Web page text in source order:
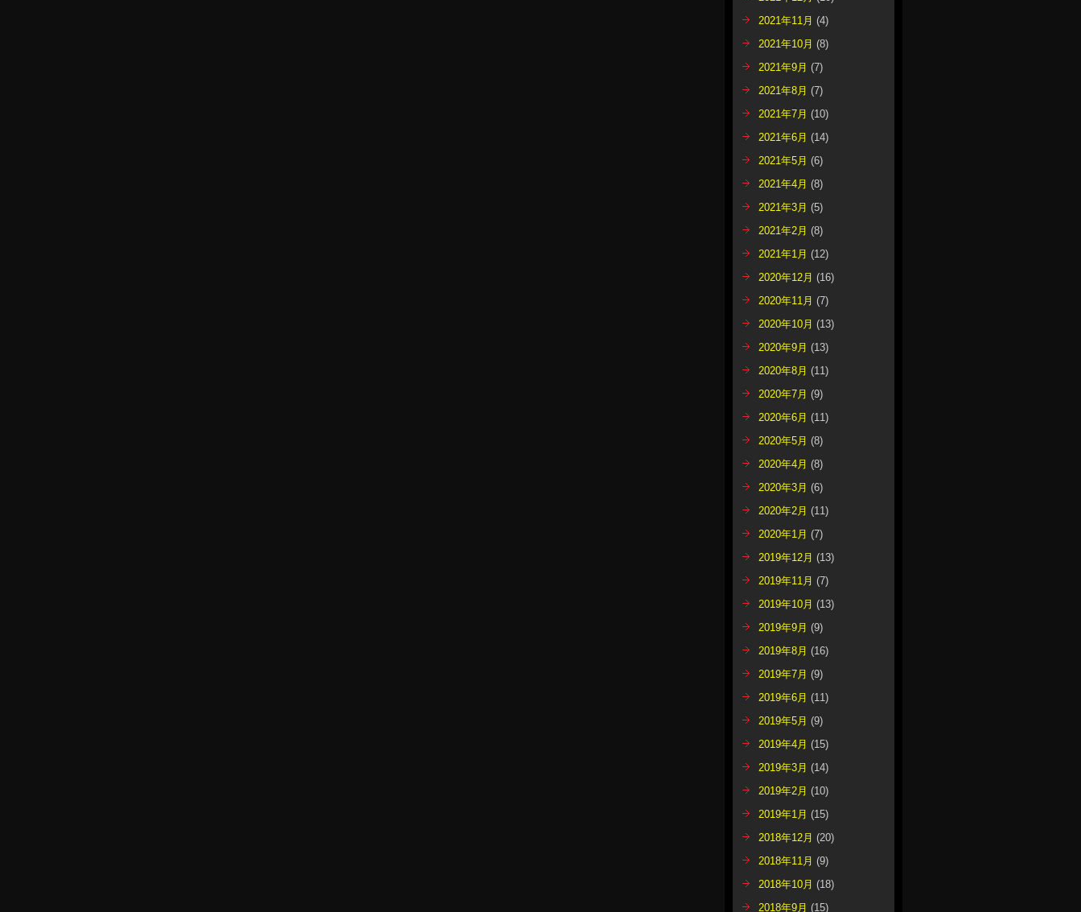
2021年11月 (4)
2021年10月 (8)
2021年9月 (7)
2021年8月 (7)
2021年7月 (10)
2021年6月 (14)
2021年5月 (6)
2021年4月 (8)
2021年3月 (5)
2021年2月 (8)
2021年1月 (12)
2020年12月 (16)
2020年11月 (7)
2020年10月 (13)
2020年9月 (13)
2020年8月 (11)
2020年7月 (9)
2020年6月 (11)
2020年5月 (8)
2020年4月 (8)
2020年3月 (6)
2020年2月 (11)
2020年1月 (7)
2019年12月 (13)
2019年11月 (7)
2019年10月 (13)
2019年9月 (9)
2019年8月 (16)
2019年7月 (9)
2019年6月 (11)
2019年5月 (9)
2019年4月 (15)
2019年3月 (14)
2019年2月 (10)
2019年1月 (15)
2018年12月 (20)
2018年11月 (9)
2018年10月 (18)
2018年9月 (15)